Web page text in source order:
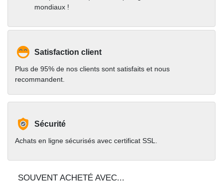
mondiaux !
Satisfaction client
Plus de 95% de nos clients sont satisfaits et nous
recommandent.
Sécurité
Achats en ligne sécurisés avec certificat SSL.
SOUVENT ACHETÉ AVEC...